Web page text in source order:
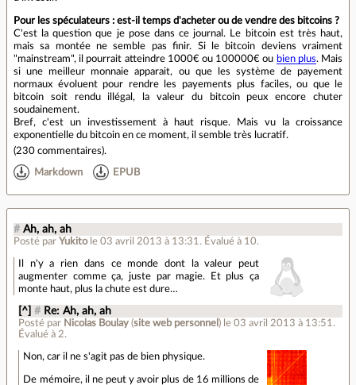
Pour les spéculateurs : est-il temps d'acheter ou de vendre des bitcoins ?
C'est la question que je pose dans ce journal. Le bitcoin est très haut,
mais sa montée ne semble pas finir. Si le bitcoin deviens vraiment
"mainstream", il pourrait atteindre 1000€ ou 100000€ ou bien plus. Mais
si une meilleur monnaie apparait, ou que les système de payement
normaux évoluent pour rendre les payements plus faciles, ou que le
bitcoin soit rendu illégal, la valeur du bitcoin peux encore chuter
soudainement.
Bref, c'est un investissement à haut risque. Mais vu la croissance
exponentielle du bitcoin en ce moment, il semble très lucratif.
(230 commentaires).
Markdown EPUB
# Ah, ah, ah
Posté par Yukito le 03 avril 2013 à 13:31 . Évalué à 10.
Il n'y a rien dans ce monde dont la valeur peut
augmenter comme ça, juste par magie. Et plus ça
monte haut, plus la chute est dure…
[^] # Re: Ah, ah, ah
Posté par Nicolas Boulay (site web personnel ) le 03 avril 2013 à 13:51.
Évalué à2.
Non, car il ne s'agit pas de bien physique.
De mémoire, il ne peut y avoir plus de 16 millions de